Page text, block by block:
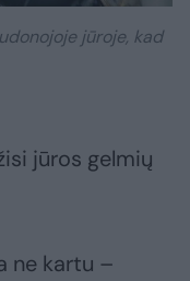
jūroje, kad
jūros gelmių
ne kartu –